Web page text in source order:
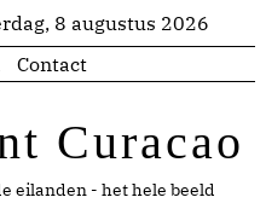
8 augustus 2026
Contact
Curacao
eilanden - het hele beeld